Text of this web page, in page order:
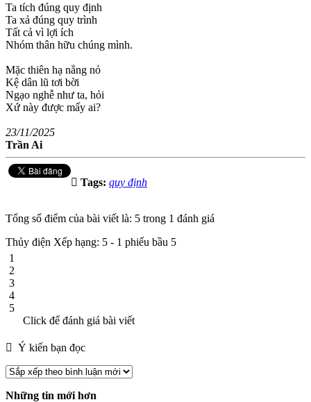
Ta tích đúng quy định
Ta xả đúng quy trình
Tất cả vì lợi ích
Nhóm thân hữu chúng mình.
Mặc thiên hạ nẳng nỏ
Kệ dân lũ tơi bời
Ngạo nghễ như ta, hỏi
Xứ này được mấy ai?
23/11/2025
Trần Ai
Tags: quy định
Tổng số điểm của bài viết là: 5 trong 1 đánh giá
Thủy điện Xếp hạng: 5 - 1 phiếu bầu 5
1
2
3
4
5
Click để đánh giá bài viết
Ý kiến bạn đọc
Những tin mới hơn